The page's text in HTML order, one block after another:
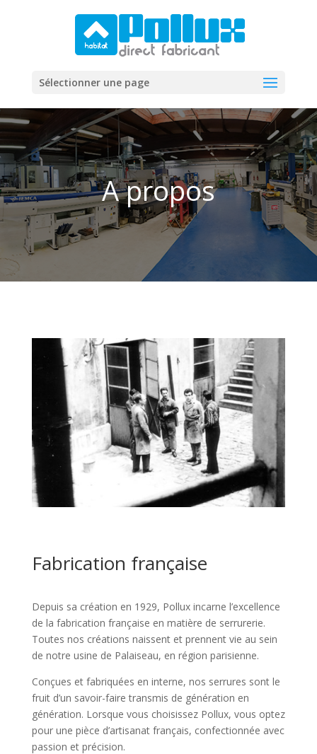
Sélectionner une page
A propos
Fabrication française
Depuis sa création en 1929, Pollux incarne l’excellence
de la fabrication française en matière de serrurerie.
Toutes nos créations naissent et prennent vie au sein
de notre usine de Palaiseau, en région parisienne.
Conçues et fabriquées en interne, nos serrures sont le
fruit d’un savoir-faire transmis de génération en
génération. Lorsque vous choisissez Pollux, vous optez
pour une pièce d’artisanat français, confectionnée avec
passion et précision.